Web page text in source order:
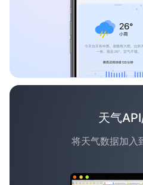
天气
将天气数据加入